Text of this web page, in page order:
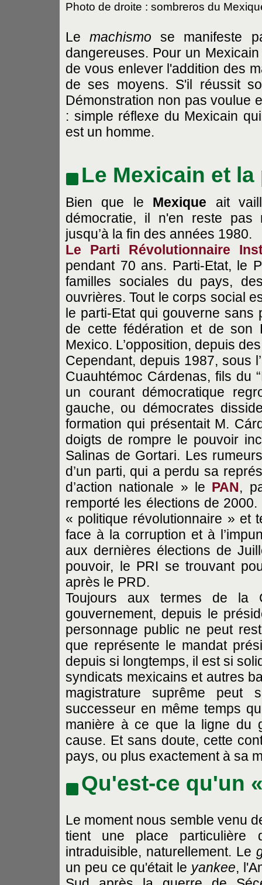
Photo de droite : sombreros du
Lemachismo se manifeste
dangereuses. Pour un
de vous enlever l'addition des
de ses moyens. S'il réussit
Démonstration non pas voulue
: simple réflexe du Mexicain
est un homme.
Le Mexicain et
Bien que le Mexique ait
démocratie, il n'en reste pas
jusqu’à la fin des années 1980.
Le Parti Révolutionnaire
pendant 70 ans. Parti-Etat, le
familles sociales du pays,
ouvrières. Tout le corps social
le parti-Etat qui gouverne sans
de cette fédération et de son
Mexico. L’opposition, depuis
Cependant, depuis 1987, sous
Cuauhtémoc Cárdenas, fils du
un courant démocratique
gauche, ou démocrates
formation qui présentait M.
doigts de rompre le pouvoir
Salinas de Gortari. Les
d’un parti, qui a perdu sa
d’action nationale » le PAN,
remporté les élections de
« politique révolutionnaire » et
face à la corruption et à
aux dernières élections de
pouvoir, le PRI se trouvant
après le PRD.
Toujours aux termes de la
gouvernement, depuis le
personnage public ne peut
que représente le mandat
depuis si longtemps, il est si
syndicats mexicains et autres
magistrature suprême
successeur en même temps
manière à ce que la ligne du
cause. Et sans doute, cette
pays, ou plus exactement à sa
Qu'est-ce qu'un
Le moment nous semble venu
tient une place particulière
intraduisible, naturellement. Le
un peu ce qu'était le yankee,